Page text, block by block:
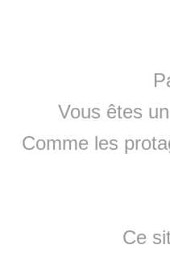
Vous êtes
Comme les
Ce